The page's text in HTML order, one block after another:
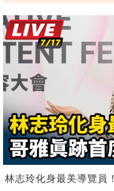
林志玲化身最美導覽員！